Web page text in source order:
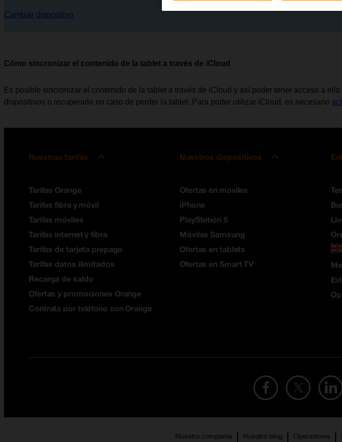
Cambiar dispositivo
Cómo sincronizar el contenido de la tablet a través de iCloud
Es posible sincronizar el contenido de la tablet a través de iCloud y así poder tener acceso a
dispositivos o recuperarlo en caso de perder la tablet. Para poder utilizar iCloud, es necesario
Nuestras tarifas
Tarifas Orange
Tarifas fibra y móvil
Tarifas móviles
Tarifas internet y fibra
Tarifas de tarjeta prepago
Tarifas datos ilimitados
Recarga de saldo
Ofertas y promociones Orange
Contrata por teléfono con Orange
Nuestros dispositivos
Ofertas en móviles
iPhone
PlayStation 5
Móviles Samsung
Ofertas en tablets
Ofertas en Smart TV
Nuestra compañía Nuestro blog Operadores